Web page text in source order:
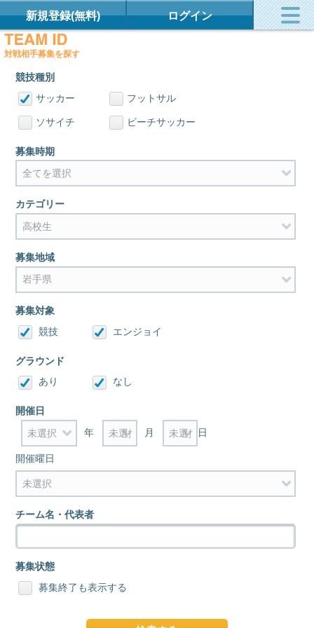
新規登録(無料) ログイン
対戦相手募集を探す
競技種別
サッカー
フットサル
ソサイチ ビーチサッカー
募集時期
カテゴリー
募集地域
募集対象
競技
エンジョイ
グラウンド
あり
なし
開催日
年
月 日
開催曜日
チーム名・代表者
募集状態
募集終了も表示する